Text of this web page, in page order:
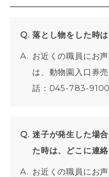
落とし物をした時
お近くの職員にお
は、動物園入口券
話：045-783-9100
迷子が発生した場
た時は、どこに連
お近くの職員にお